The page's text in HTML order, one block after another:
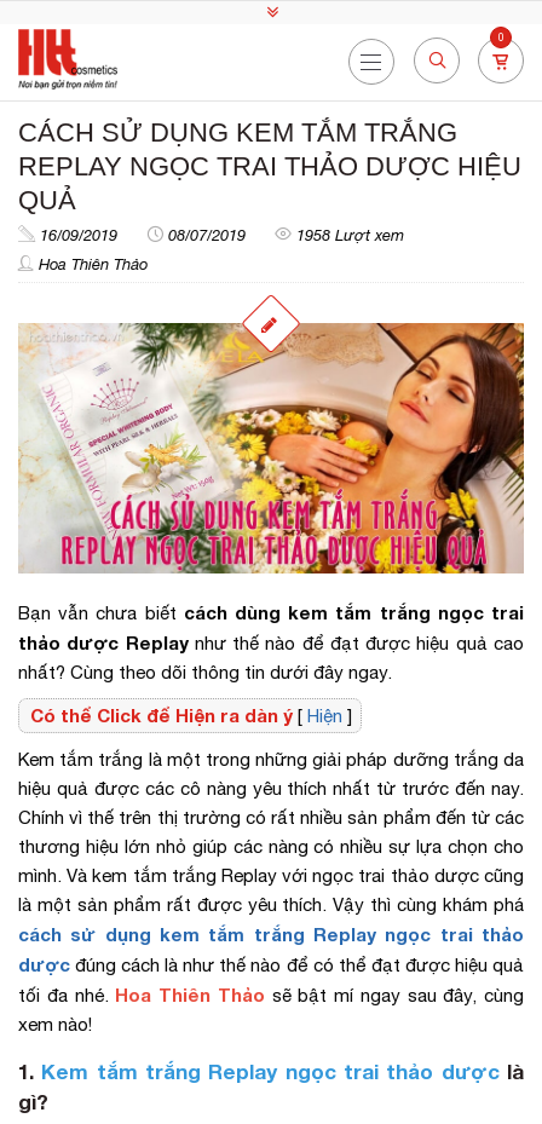
0
CÁCH SỬ DỤNG KEM TẮM TRẮNG
REPLAY NGỌC TRAI THẢO DƯỢC HIỆU
QUẢ
16/09/2019 08/07/2019
1958 Lượt xem
Hoa Thiên Thảo
Bạn vẫn chưa biết cách dùng kem tắm trắng ngọc trai
thảo dược Replaynhư thế nào để đạt được hiệu quả cao
nhất? Cùng theo dõi thông tin dưới đây ngay.
Có thể Click để Hiện ra dàn ý [ Hiện ]
Kem tắm trắng là một trong những giải pháp dưỡng trắng da
hiệu quả được các cô nàng yêu thích nhất từ trước đến nay.
Chính vì thế trên thị trường có rất nhiều sản phẩm đến từ các
thương hiệu lớn nhỏ giúp các nàng có nhiều sự lựa chọn cho
mình. Và kem tắm trắng Replay với ngọc trai thảo dược cũng
là một sản phẩm rất được yêu thích. Vậy thì cùng khám phá
cách sử dụng kem tắm trắng Replay ngọc trai thảo
dược đúng cách là như thế nào để có thể đạt được hiệu quả
tối đa nhé. Hoa Thiên Thảo sẽ bật mí ngay sau đây, cùng
xem nào!
1. Kem tắm trắng Replay ngọc trai thảo dượclà
gì?